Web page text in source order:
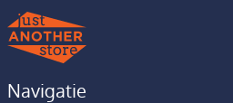
Navigatie